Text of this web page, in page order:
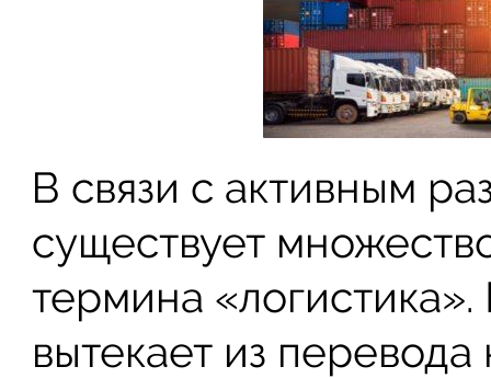
В связи с активным
существует
термина «логистика».
вытекает из перевода